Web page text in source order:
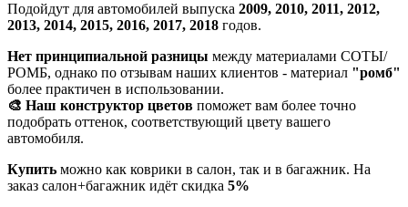
Подойдут для автомобилей выпуска 2009, 2010, 2011, 2012,
2013, 2014, 2015, 2016, 2017, 2018 годов.
Нет принципиальной разницы между материалами СОТЫ/
РОМБ, однако по отзывам наших клиентов - материал "ромб"
более практичен в использовании.
🎨 Наш конструктор цветов поможет вам более точно
подобрать оттенок, соответствующий цвету вашего
автомобиля.
Купить можно как коврики в салон, так и в багажник. На
заказ салон+багажник идёт скидка 5%